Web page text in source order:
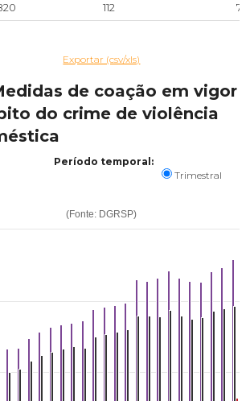
112
Exportar (csv/xls)
de coação em vigor
do crime de violência
Período temporal:
Trimestral
(Fonte: DGRSP)